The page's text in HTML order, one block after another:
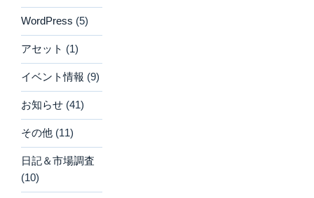
WordPress (5)
アセット (1)
イベント情報 (9)
お知らせ (41)
その他 (11)
日記＆市場調査
(10)